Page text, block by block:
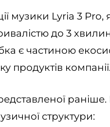
музики Lyria 3 Pro,
до 3 хвилин
є частиною
продуктів компанії.
структури: